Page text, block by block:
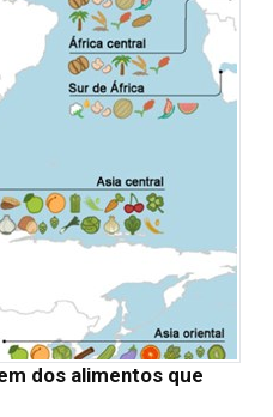
dos alimentos que